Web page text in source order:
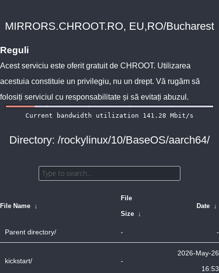
MIRRORS.CHROOT.RO, EU,RO/Bucharest
Reguli
Acest serviciu este oferit gratuit de CHROOT. Utilizarea
acestuia constituie un privilegiu, nu un drept. Vă rugăm să
folosiți serviciul cu responsabilitate și să evitați abuzul.
Directory: /rockylinux/10/BaseOS/aarch64/
File Name ↓
File
Size ↓
Date ↓
Parent directory/ - -
kickstart/ -
2026-May-26
16:53